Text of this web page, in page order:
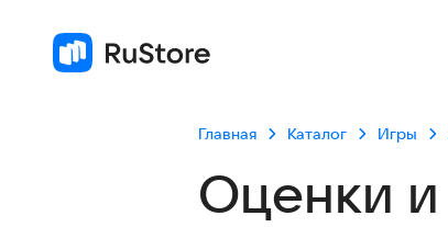
Главная Каталог Игры
Оценки